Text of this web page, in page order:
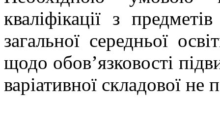
кваліфікації з
загальної середньої
щодо обов’язковості
варіативної складової не